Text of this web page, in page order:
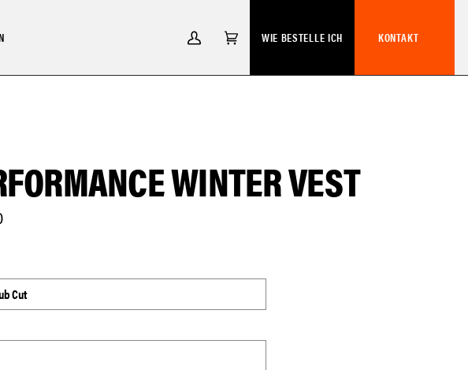
MEIN
EINKAUFSWAGEN
(0) WIE BESTELLE ICH KONTAKT
WINTER VEST